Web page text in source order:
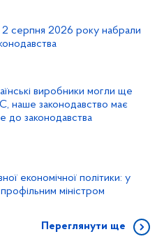
2 серпня 2026 року набрали
виробники могли ще
наше законодавство має
до законодавства
економічної політики: у
профільним міністром
Переглянути ще